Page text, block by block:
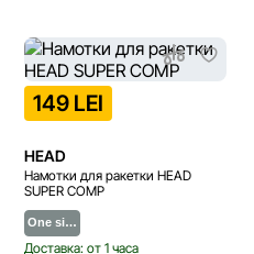
149 LEI
HEAD
Намотки для ракетки HEAD
SUPER COMP
One si…
Доставка: от 1 часа